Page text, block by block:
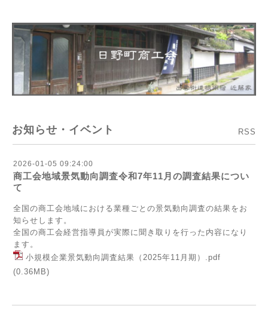
お知らせ・イベント RSS
2026-01-05 09:24:00
商工会地域景気動向調査令和7年11月の調査結果につい
て
全国の商工会地域における業種ごとの景気動向調査の結果をお
知らせします。
全国の商工会経営指導員が実際に聞き取りを行った内容になり
ます。
小規模企業景気動向調査結果（2025年11月期）.pdf
(0.36MB)